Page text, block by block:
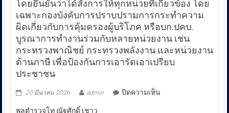
โดยยืนยันว่าได้สั่งการให้ทุกหน่วยที่เกี่ยวข้อง โดย
เฉพาะกองบังคับการปราบปรามการกระทำความ
ผิดเกี่ยวกับการคุ้มครองผู้บริโภค หรือบก.ปคบ.
บูรณาการทำงานร่วมกับหลายหน่วยงาน เช่น
กระทรวงพาณิชย์ กระทรวงพลังงาน และหน่วยงาน
ด้านภาษี เพื่อป้องกันการเอารัดเอาเปรียบ
ประชาชน
20 มีนาคม 2026 admin ปิดความเห็นบน
พลตำรวจโท ณัฐศักดิ์ เชาว